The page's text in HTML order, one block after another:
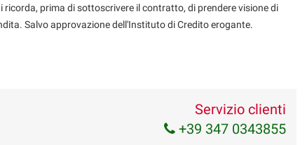
prima di sottoscrivere il contratto, di prendere visione di
Salvo approvazione dell'Instituto di Credito erogante.
Servizio clienti
+39 347 0343855